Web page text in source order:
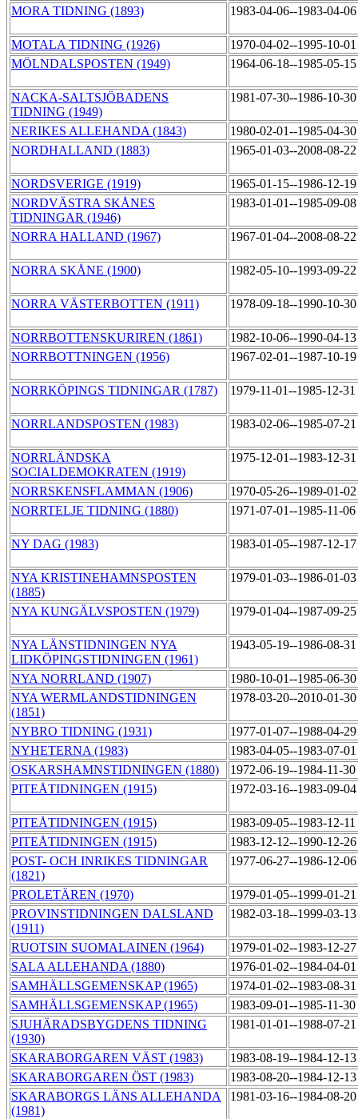
MORA TIDNING (1893)
1983-04-06--1983-04-
MOTALA TIDNING (1926)
1970-04-02--1995-10-
MÖLNDALSPOSTEN (1949)
1964-06-18--1985-05-
NACKA-SALTSJÖBADENS
TIDNING (1949)
1981-07-30--1986-10-
NERIKES ALLEHANDA (1843)
1980-02-01--1985-04-
NORDHALLAND (1883)
1965-01-03--2008-08-
NORDSVERIGE (1919)
1965-01-15--1986-12-
NORDVÄSTRA SKÅNES
TIDNINGAR (1946)
1983-01-01--1985-09-
NORRA HALLAND (1967) 1967-01-04--2008-08-
NORRA SKÅNE (1900) 1982-05-10--1993-09-
NORRA VÄSTERBOTTEN (1911) 1978-09-18--1990-10-
NORRBOTTENSKURIREN (1861)
1982-10-06--1990-04-
NORRBOTTNINGEN (1956)
1967-02-01--1987-10-
NORRKÖPINGS TIDNINGAR (1787) 1979-11-01--1985-12-31
NORRLANDSPOSTEN (1983) 1983-02-06--1985-07-
NORRLÄNDSKA
SOCIALDEMOKRATEN (1919)
1975-12-01--1983-12-
NORRSKENSFLAMMAN (1906)
1970-05-26--1989-01-
NORRTELJE TIDNING (1880)
1971-07-01--1985-11-06
NY DAG (1983) 1983-01-05--1987-12-
NYA KRISTINEHAMNSPOSTEN
(1885)
1979-01-03--1986-01-
NYA KUNGÄLVSPOSTEN (1979) 1979-01-04--1987-09-
NYA LÄNSTIDNINGEN NYA
LIDKÖPINGSTIDNINGEN (1961)
1943-05-19--1986-08-
NYA NORRLAND (1907)
1980-10-01--1985-06-
NYA WERMLANDSTIDNINGEN
(1851)
1978-03-20--2010-01-
NYBRO TIDNING (1931)
1977-01-07--1988-04-
NYHETERNA (1983)
1983-04-05--1983-07-
OSKARSHAMNSTIDNINGEN (1880)
1972-06-19--1984-11-30
PITEÅTIDNINGEN (1915)
1972-03-16--1983-09-
PITEÅTIDNINGEN (1915)
1983-09-05--1983-12-11
PITEÅTIDNINGEN (1915)
1983-12-12--1990-12-
POST- OCH INRIKES TIDNINGAR
(1821)
1977-06-27--1986-12-
PROLETÄREN (1970)
1979-01-05--1999-01-
PROVINSTIDNINGEN DALSLAND
(1911)
1982-03-18--1999-03-
RUOTSIN SUOMALAINEN (1964)
1979-01-02--1983-12-
SALA ALLEHANDA (1880)
1976-01-02--1984-04-
SAMHÄLLSGEMENSKAP (1965)
1974-01-02--1983-08-
SAMHÄLLSGEMENSKAP (1965)
1983-09-01--1985-11-30
SJUHÄRADSBYGDENS TIDNING
(1930)
1981-01-01--1988-07-
SKARABORGAREN VÄST (1983)
1983-08-19--1984-12-
SKARABORGAREN ÖST (1983)
1983-08-20--1984-12-
SKARABORGS LÄNS ALLEHANDA
(1981)
1981-03-16--1984-08-